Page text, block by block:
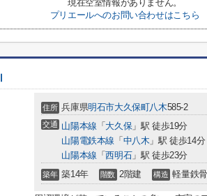
現在空室情報がありません。
プリエールへのお問い合わせはこちら
住所 兵庫県明石市大久保町八木585-2
交通 山陽本線 「 大久保」駅 徒歩19分
山陽電鉄本線 「 中八木 」駅 徒歩14分
山陽本線 「西明石」駅 徒歩23分
築年 築14年 階数 2階建 構造 軽量鉄骨